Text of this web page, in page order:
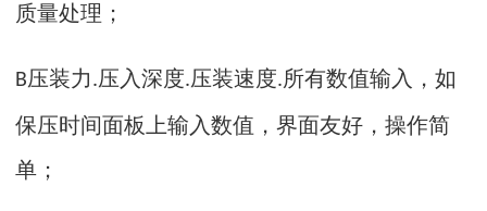
质量处理；
B压装力 .压入深度.压装速度.所有数值输入，如
保压时间面板上输入数值，界面友好，操作简
单；